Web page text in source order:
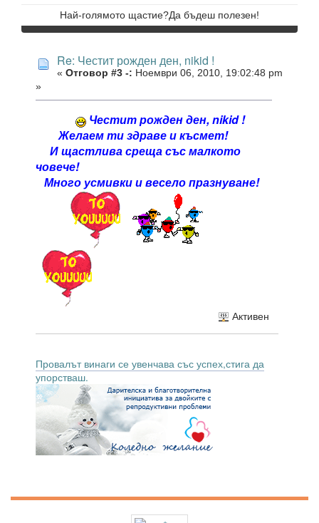
Най-голямото щастие?Да бъдеш полезен!
Re: Честит рожден ден, nikid !
« Отговор #3 -: Ноември 06, 2010, 19:02:48 pm
»
Честит рожден ден, nikid !
Желаем ти здраве и късмет!
И щастлива среща със малкото
човече!
Много усмивки и весело празнуване!
Активен
Провалът винаги се увенчава със успех,стига да
упорстваш.